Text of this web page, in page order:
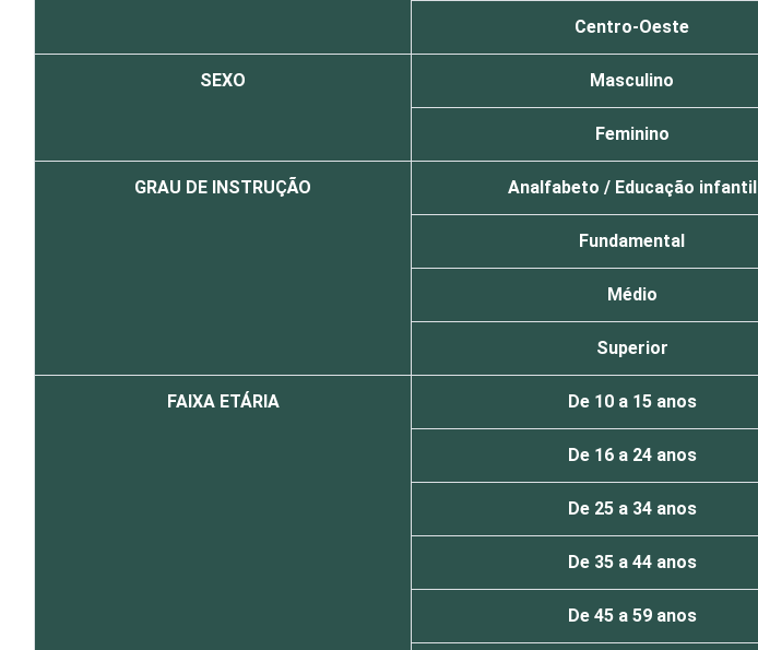
Centro-Oeste
SEXO Masculino
Feminino
GRAU DE INSTRUÇÃO Analfabeto / Educação infantil
Fundamental
Médio
Superior
FAIXA ETÁRIA De 10 a 15 anos
De 16 a 24 anos
De 25 a 34 anos
De 35 a 44 anos
De 45 a 59 anos